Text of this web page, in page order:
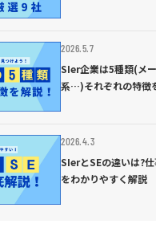
2026.5.7
SIer企業は5種類(メ
系…)それぞれの特徴
2026.4.3
SIerとSEの違いは?
をわかりやすく解説